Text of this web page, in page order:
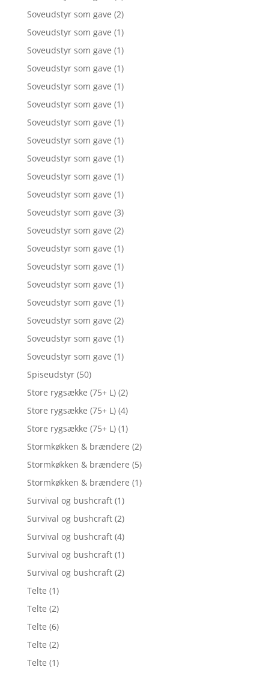
Soveudstyr som gave (2)
Soveudstyr som gave (1)
Soveudstyr som gave (1)
Soveudstyr som gave (1)
Soveudstyr som gave (1)
Soveudstyr som gave (1)
Soveudstyr som gave (1)
Soveudstyr som gave (1)
Soveudstyr som gave (1)
Soveudstyr som gave (1)
Soveudstyr som gave (1)
Soveudstyr som gave (3)
Soveudstyr som gave (2)
Soveudstyr som gave (1)
Soveudstyr som gave (1)
Soveudstyr som gave (1)
Soveudstyr som gave (1)
Soveudstyr som gave (2)
Soveudstyr som gave (1)
Soveudstyr som gave (1)
Spiseudstyr (50)
Store rygsække (75+ L) (2)
Store rygsække (75+ L) (4)
Store rygsække (75+ L) (1)
Stormkøkken & brændere (2)
Stormkøkken & brændere (5)
Stormkøkken & brændere (1)
Survival og bushcraft (1)
Survival og bushcraft (2)
Survival og bushcraft (4)
Survival og bushcraft (1)
Survival og bushcraft (2)
Telte (1)
Telte (2)
Telte (6)
Telte (2)
Telte (1)